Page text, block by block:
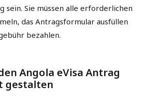
sein. Sie müssen alle erforderlichen
das Antragsformular ausfüllen
bezahlen.
Angola eVisa Antrag
gestalten